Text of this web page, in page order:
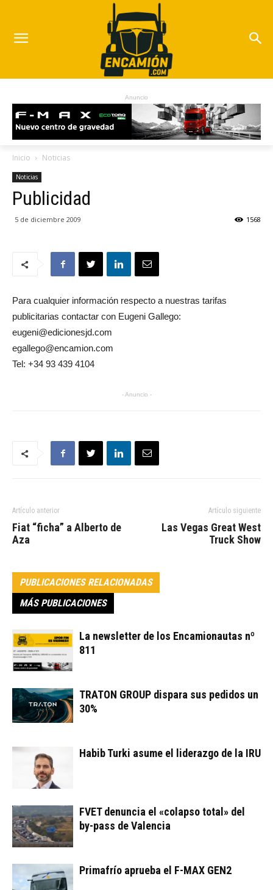
Anuncio
Inicio Noticias
Noticias
Publicidad
5 de diciembre 2009 1568
Para cualquier información respecto a nuestras tarifas
publicitarias contactar con Eugeni Gallego:
eugeni@edicionesjd.com
egallego@encamion.com
Tel: +34 93 439 4104
- Anuncio -
Artículo anterior
Fiat “ficha” a Alberto de
Aza
Artículo siguiente
Las Vegas Great West
Truck Show
PUBLICACIONES RELACIONADAS
MÁS PUBLICACIONES
La newsletter de los Encamionautas nº
811
TRATON GROUP dispara sus pedidos un
30%
Habib Turki asume el liderazgo de la IRU
FVET denuncia el «colapso total» del
by-pass de Valencia
Primafrío aprueba el F-MAX GEN2